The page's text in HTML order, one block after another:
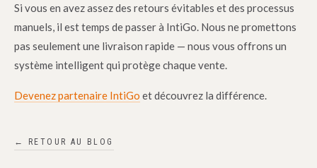
Si vous en avez assez des retours évitables et des processus
manuels, il est temps de passer à IntiGo. Nous ne promettons
pas seulement une livraison rapide — nous vous offrons un
système intelligent qui protège chaque vente.
Devenez partenaire IntiGo et découvrez la différence.
← RETOUR AU BLOG